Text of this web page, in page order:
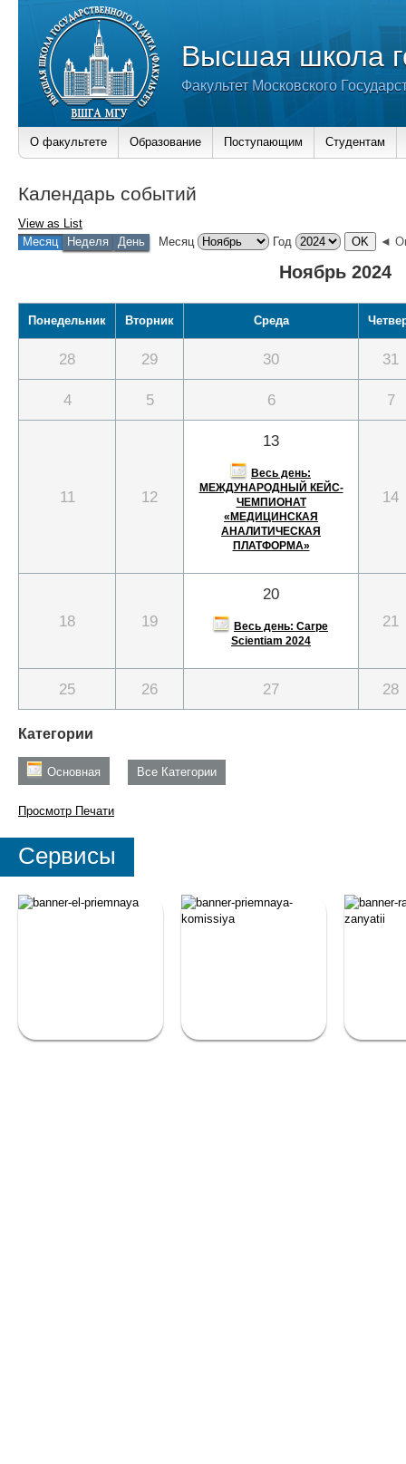
Высшая школа
Факультет Московского
О факультете Образование Поступающим Студентам
Календарь событий
View as List
Месяц
Неделя День Месяц Год ◄
Ноябрь 2024
Понедельник Вторник Среда
28 29 30 31
4 5 6 7
11 12
13
Весь день:
МЕЖДУНАРОДНЫЙ КЕЙС-
ЧЕМПИОНАТ
«МЕДИЦИНСКАЯ
АНАЛИТИЧЕСКАЯ
ПЛАТФОРМА»
14
18 19
20
Весь день: Carpe
Scientiam 2024
21
25 26 27 28
Категории
Основная Все Категории
Просмотр Печати
Сервисы